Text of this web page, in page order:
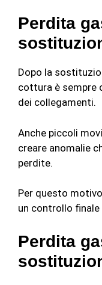
Perdita
Dopo la
cottura è sempre
dei collegamenti.
Anche piccoli
creare anomalie
perdite.
Per questo
un controllo finale
Perdita